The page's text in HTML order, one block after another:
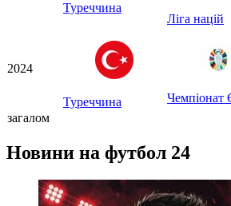
Туреччина
Ліга націй
2024
Туреччина Чемпіонат
загалом
Новини на футбол 24